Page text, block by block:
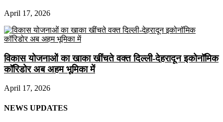
April 17, 2026
विकास योजनाओं का खाका खींचते वक्त दिल्ली-देहरादून इकोनॉमिक
कॉरिडोर अब अहम भूमिका में
April 17, 2026
NEWS UPDATES